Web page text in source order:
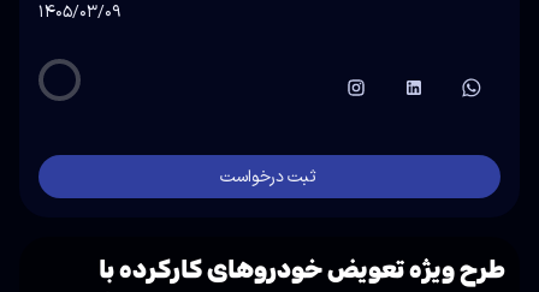
۱۴۰۵/۰۳/۰۹
ثبت درخواست
طرح ویژه تعویض خودروهای کارکرده با